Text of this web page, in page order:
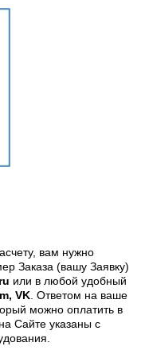
вам нужно
Заказа (вашу Заявку)
или в любой удобный
VK. Ответом на ваше
можно оплатить в
Сайте указаны с